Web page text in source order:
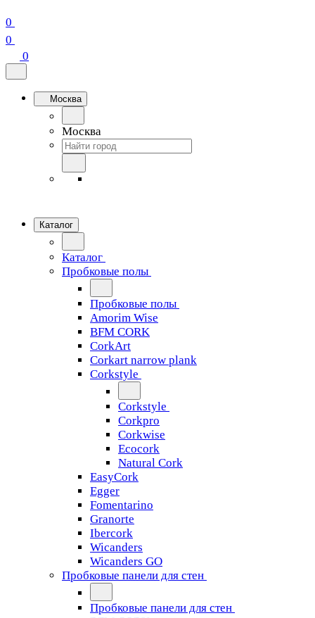
0
0
0
Москва
Москва
Каталог
Каталог
Пробковые полы
Пробковые полы
Amorim Wise
BFM CORK
CorkArt
Corkart narrow plank
Corkstyle
Corkstyle
Corkpro
Corkwise
Ecocork
Natural Cork
EasyCork
Egger
Fomentarino
Granorte
Ibercork
Wicanders
Wicanders GO
Пробковые панели для стен
Пробковые панели для стен